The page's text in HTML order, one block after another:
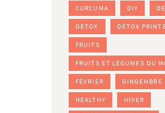
CURCUMA DIY
DÉTOX DÉTOX
FRUITS
FRUITS ET LÉGUMES DU
FÉVRIER GINGEMBRE
HEALTHY HIVER